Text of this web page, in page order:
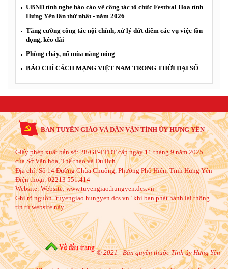
UBND tỉnh nghe báo cáo về công tác tổ chức Festival Hoa tỉnh
Hưng Yên lần thứ nhất - năm 2026
Tăng cường công tác nội chính, xử lý dứt điểm các vụ việc tồn
đọng, kéo dài
Phòng cháy, nổ mùa nắng nóng
BÁO CHÍ CÁCH MẠNG VIỆT NAM TRONG THỜI ĐẠI SỐ
BAN TUYÊN GIÁO VÀ DÂN VẬN TỈNH ỦY HƯNG YÊN
Giấy phép xuất bản số: 28/GP-TTĐT cấp ngày 11 tháng 9 năm 2025
của Sở Văn hóa, Thể thao và Du lịch
Địa chỉ:Số 14 Đường Chùa Chuông, Phường Phố Hiến, Tỉnh Hưng Yên
Điện thoại:02213 551.414
Website:Website: www.tuyengiao.hungyen.dcs.vn
Ghi rõ nguồn "tuyengiao.hungyen.dcs.vn" khi bạn phát hành lại thông
tin từ website này.
© 2021 - Bản quyền thuộc Tỉnh ủy Hưng Yên
Khi sử dụng lại thông tin từ website này, xin vui lòng ghi rõ nguồn